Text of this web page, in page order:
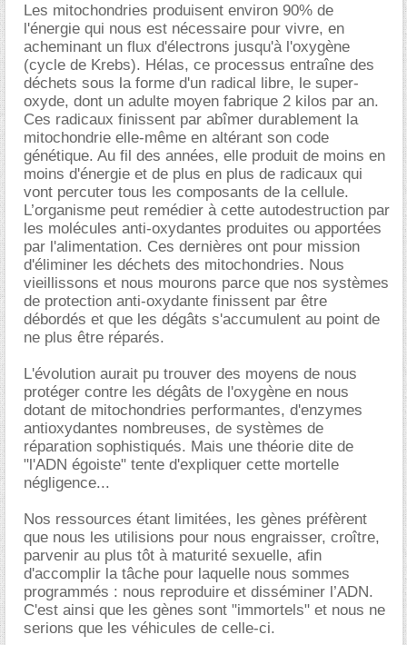
Les mitochondries produisent environ 90% de
l'énergie qui nous est nécessaire pour vivre, en
acheminant un flux d'électrons jusqu'à l'oxygène
(cycle de Krebs). Hélas, ce processus entraîne des
déchets sous la forme d'un radical libre, le super-
oxyde, dont un adulte moyen fabrique 2 kilos par an.
Ces radicaux finissent par abîmer durablement la
mitochondrie elle-même en altérant son code
génétique. Au fil des années, elle produit de moins en
moins d'énergie et de plus en plus de radicaux qui
vont percuter tous les composants de la cellule.
L’organisme peut remédier à cette autodestruction par
les molécules anti-oxydantes produites ou apportées
par l'alimentation. Ces dernières ont pour mission
d'éliminer les déchets des mitochondries. Nous
vieillissons et nous mourons parce que nos systèmes
de protection anti-oxydante finissent par être
débordés et que les dégâts s'accumulent au point de
ne plus être réparés.
L'évolution aurait pu trouver des moyens de nous
protéger contre les dégâts de l'oxygène en nous
dotant de mitochondries performantes, d'enzymes
antioxydantes nombreuses, de systèmes de
réparation sophistiqués. Mais une théorie dite de
"l'ADN égoiste" tente d'expliquer cette mortelle
négligence...
Nos ressources étant limitées, les gènes préfèrent
que nous les utilisions pour nous engraisser, croître,
parvenir au plus tôt à maturité sexuelle, afin
d'accomplir la tâche pour laquelle nous sommes
programmés : nous reproduire et disséminer l’ADN.
C'est ainsi que les gènes sont "immortels" et nous ne
serions que les véhicules de celle-ci.